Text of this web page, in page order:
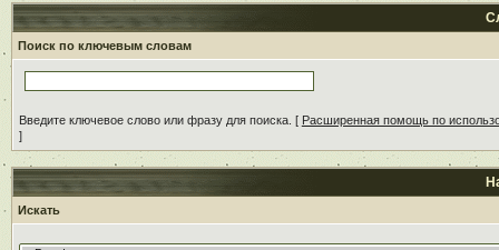
Поиск по ключевым словам
Введите ключевое слово или фразу для поиска. [ Расширенная помощь по
]
Искать